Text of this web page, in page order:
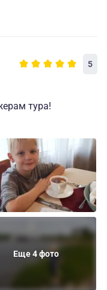
5
тура!
Еще 4 фото